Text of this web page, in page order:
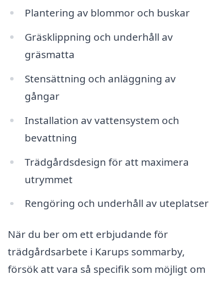
Plantering av blommor och buskar
Gräsklippning och underhåll av
gräsmatta
Stensättning och anläggning av
gångar
Installation av vattensystem och
bevattning
Trädgårdsdesign för att maximera
utrymmet
Rengöring och underhåll av uteplatser
När du ber om ett erbjudande för
trädgårdsarbete i Karups sommarby,
försök att vara så specifik som möjligt om